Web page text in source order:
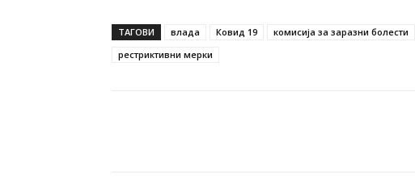
ТАГОВИ влада Ковид 19 комисија за заразни болести
рестриктивни мерки